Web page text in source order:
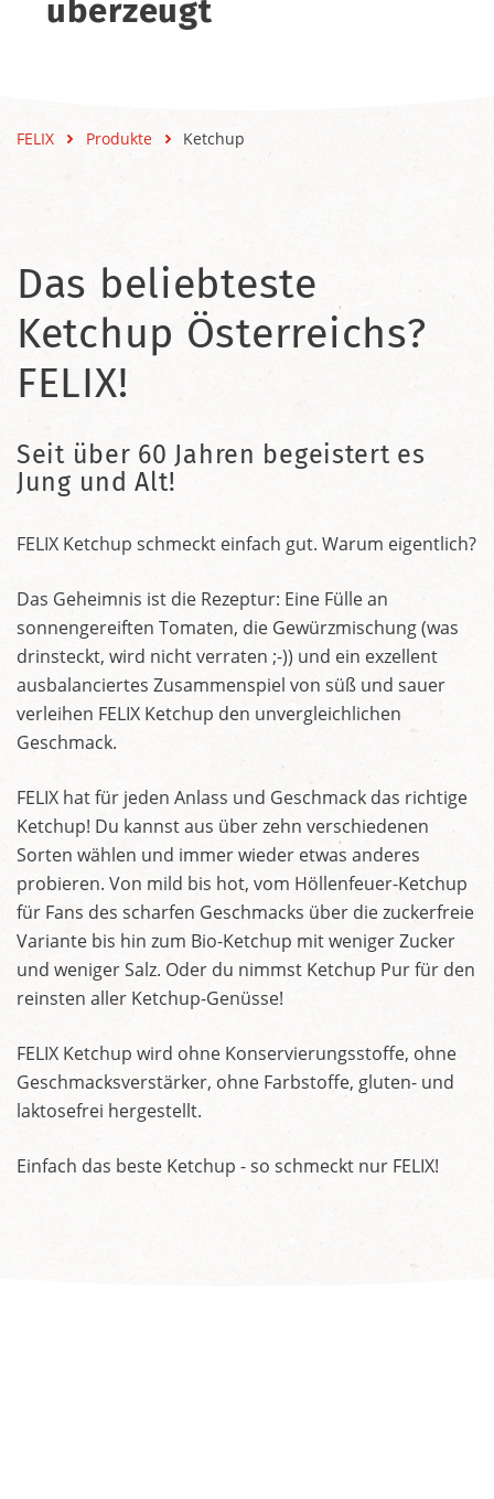
überzeugt
FELIX Produkte Ketchup
Das beliebteste
Ketchup Österreichs?
FELIX!
Seit über 60 Jahren begeistert es
Jung und Alt!
FELIX Ketchup schmeckt einfach gut. Warum eigentlich?
Das Geheimnis ist die Rezeptur: Eine Fülle an
sonnengereiften Tomaten, die Gewürzmischung (was
drinsteckt, wird nicht verraten ;-)) und ein exzellent
ausbalanciertes Zusammenspiel von süß und sauer
verleihen FELIX Ketchup den unvergleichlichen
Geschmack.
FELIX hat für jeden Anlass und Geschmack das richtige
Ketchup! Du kannst aus über zehn verschiedenen
Sorten wählen und immer wieder etwas anderes
probieren. Von mild bis hot, vom Höllenfeuer-Ketchup
für Fans des scharfen Geschmacks über die zuckerfreie
Variante bis hin zum Bio-Ketchup mit weniger Zucker
und weniger Salz. Oder du nimmst Ketchup Pur für den
reinsten aller Ketchup-Genüsse!
FELIX Ketchup wird ohne Konservierungsstoffe, ohne
Geschmacksverstärker, ohne Farbstoffe, gluten- und
laktosefrei hergestellt.
Einfach das beste Ketchup - so schmeckt nur FELIX!